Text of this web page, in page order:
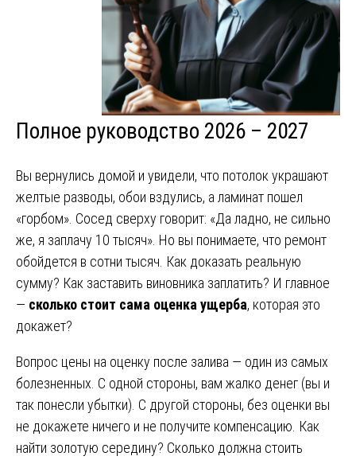
Полное руководство 2026 – 2027
Вы вернулись домой и увидели, что потолок украшают
желтые разводы, обои вздулись, а ламинат пошел
«горбом». Сосед сверху говорит: «Да ладно, не сильно
же, я заплачу 10 тысяч». Но вы понимаете, что ремонт
обойдется в сотни тысяч. Как доказать реальную
сумму? Как заставить виновника заплатить? И главное
— сколько стоит сама оценка ущерба, которая это
докажет?
Вопрос цены на оценку после залива — один из самых
болезненных. С одной стороны, вам жалко денег (вы и
так понесли убытки). С другой стороны, без оценки вы
не докажете ничего и не получите компенсацию. Как
найти золотую середину? Сколько должна стоить